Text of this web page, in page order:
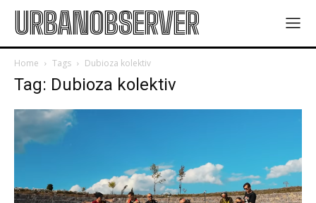
URBANOBSERVER
Home Tags Dubioza kolektiv
Tag: Dubioza kolektiv